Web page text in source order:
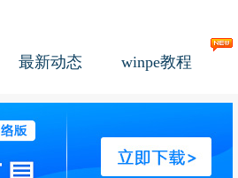
最新动态 winpe教程